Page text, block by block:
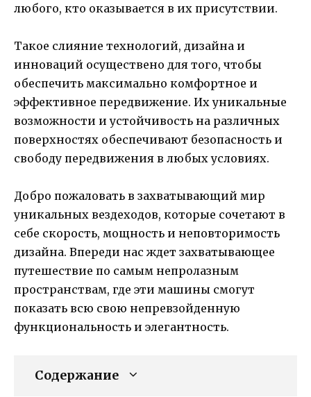
любого, кто оказывается в их присутствии.
Такое слияние технологий, дизайна и
инноваций осуществено для того, чтобы
обеспечить максимально комфортное и
эффективное передвижение. Их уникальные
возможности и устойчивость на различных
поверхностях обеспечивают безопасность и
свободу передвижения в любых условиях.
Добро пожаловать в захватывающий мир
уникальных вездеходов, которые сочетают в
себе скорость, мощность и неповторимость
дизайна. Впереди нас ждет захватывающее
путешествие по самым непролазным
пространствам, где эти машины смогут
показать всю свою непревзойденную
функциональность и элегантность.
Содержание